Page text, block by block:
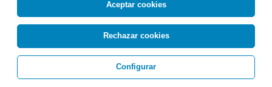
Aceptar cookies
Rechazar cookies
Configurar